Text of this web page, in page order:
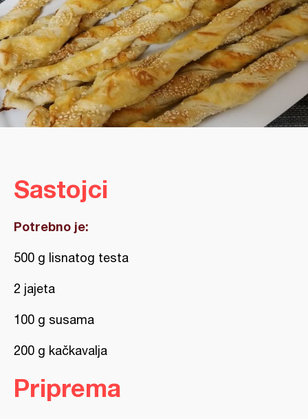
Sastojci
Potrebno je:
500 g lisnatog testa
2 jajeta
100 g susama
200 g kačkavalja
Priprema